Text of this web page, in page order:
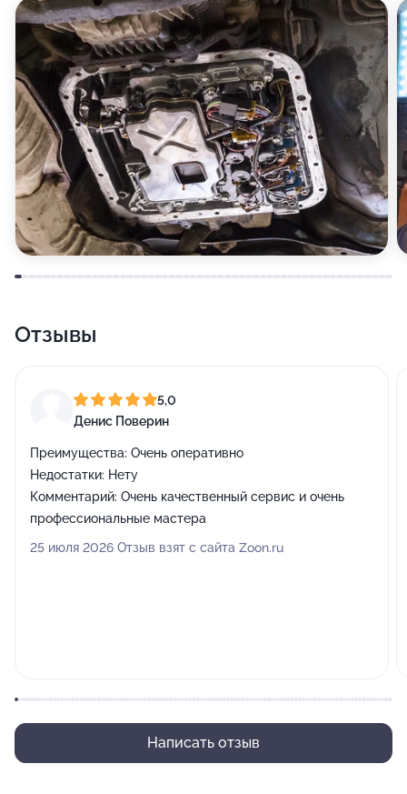
Отзывы
5,0
Денис Поверин
Преимущества: Очень оперативно
Недостатки: Нету
Комментарий: Очень качественный сервис и очень
профессиональные мастера
25 июля 2026 Отзыв взят с сайта Zoon.ru
Написать отзыв